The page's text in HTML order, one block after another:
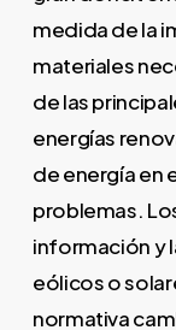
medida de la
materiales
de las
energías
de energía en
problemas.
información y
eólicos o
normativa